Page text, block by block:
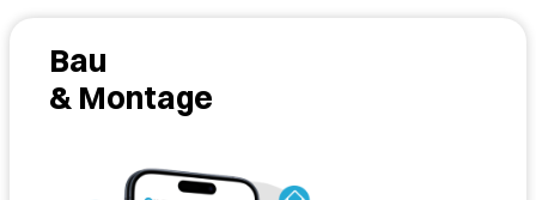
Bau
& Montage